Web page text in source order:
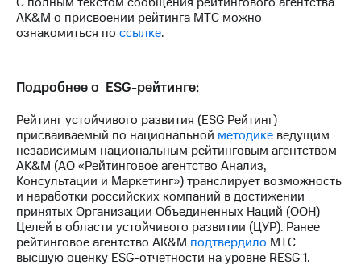
аудит
Рынок
Описание
Программа
приобретения
Порядок
выкупа
акций
Дивиденды
Рынок
облигаций
Описание
Еврооблигации-2023
Уведомление
AK&M о присвоении рейтинга МТС можно
ознакомиться по ссылке.
Подробнее о ESG-рейтинге:
Рейтинг устойчивого развития (ESG Рейтинг)
присваиваемый по национальной методике ведущим
независимым национальным рейтинговым агентством
AK&M (АО «Рейтинговое агентство Анализ,
Консультации и Маркетинг») транслирует возможность
и наработки российских компаний в достижении
принятых Организации Объединенных Наций (ООН)
Целей в области устойчивого развитии (ЦУР). Ранее
рейтинговое агентство AK&M подтвердило МТС
высшую оценку ESG-отчетности на уровне RESG 1.